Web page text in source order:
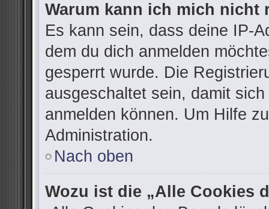
Warum kann ich mich nicht
Es kann sein, dass deine IP-
dem du dich anmelden
gesperrt wurde. Die
ausgeschaltet sein, damit
anmelden können. Um Hilfe
Administration.
Nach oben
Wozu ist die „Alle Cookies